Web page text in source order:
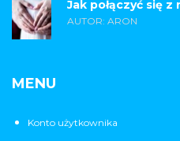
Jak połączyć się
AUTOR: ARON
MENU
Konto użytkownika